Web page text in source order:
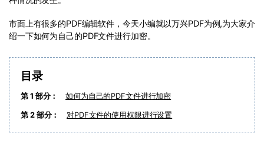
客服热线：4000-300624
万兴PDF 安卓版
万兴PDF iOS版
PDF开发工具
万兴PDF SDK
PDF加密
PDF批量工具
经销商招募
常见问题
产品信息
更新日志
产品资讯
市面上有很多的PDF编辑软件，今天小编就以万兴PDF为例,为大家介
绍一下如何为自己的PDF文件进行加密。
目录
第 1 部分： 如何为自己的PDF文件进行加密
第 2 部分： 对PDF文件的使用权限进行设置